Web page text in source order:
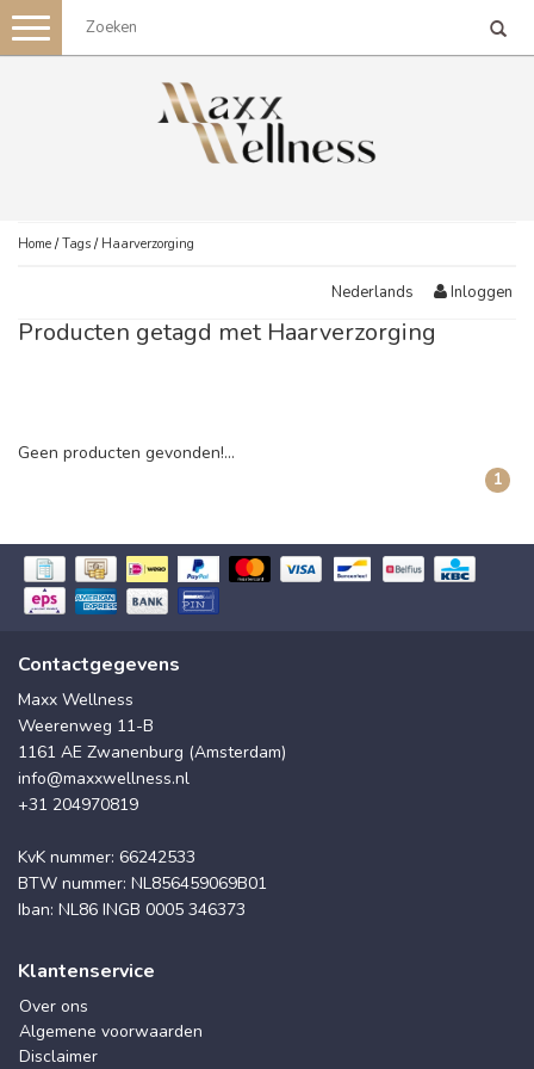
Toggle
navigation
Home /Tags / Haarverzorging
Nederlands Inloggen
Producten getagd met Haarverzorging
Geen producten gevonden!...
1
Contactgegevens
Maxx Wellness
Weerenweg 11-B
1161 AE Zwanenburg (Amsterdam)
info@maxxwellness.nl
+31 204970819
KvK nummer: 66242533
BTW nummer: NL856459069B01
Iban: NL86 INGB 0005 346373
Klantenservice
Over ons
Algemene voorwaarden
Disclaimer